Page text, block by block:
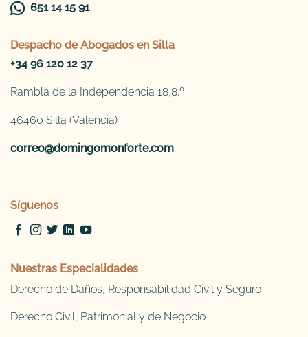
651 14 15 91
Despacho de Abogados en Silla
+34 96 120 12 37
Rambla de la Independencia 18,8.º
46460 Silla (Valencia)
correo@domingomonforte.com
Síguenos
Nuestras Especialidades
Derecho de Daños, Responsabilidad Civil y Seguro
Derecho Civil, Patrimonial y de Negocio